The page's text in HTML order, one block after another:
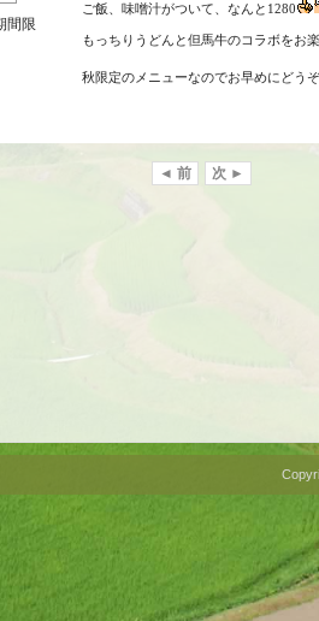
間限
ご飯、味噌汁がついて、なんと 1280
もっちりうどんと但馬牛のコラボをお
秋限定のメニューなのでお早めにどうぞ
◄ 前 次 ►